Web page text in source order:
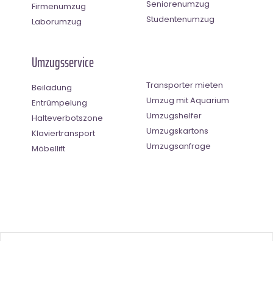
Firmenumzug
Laborumzug
Seniorenumzug
Studentenumzug
Umzugsservice
Beiladung
Entrümpelung
Halteverbotszone
Klaviertransport
Möbellift
Transporter mieten
Umzug mit Aquarium
Umzugshelfer
Umzugskartons
Umzugsanfrage